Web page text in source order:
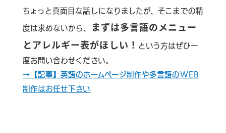
ちょっと真面目な話しになりましたが、そこまでの精
度は求めないから、
まずは多言語のメニュー
とアレルギー表がほしい！
という方はぜひ一
度お問い合わせください。
→【記事】英語のホームページ制作や多言語のWEB
制作はお任せ下さい